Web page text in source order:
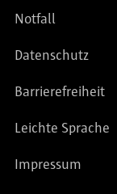
Notfall
Datenschutz
Barrierefreiheit
Leichte Sprache
Impressum